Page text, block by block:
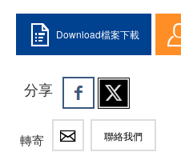
Download檔案下載
分享
轉寄 聯絡我們